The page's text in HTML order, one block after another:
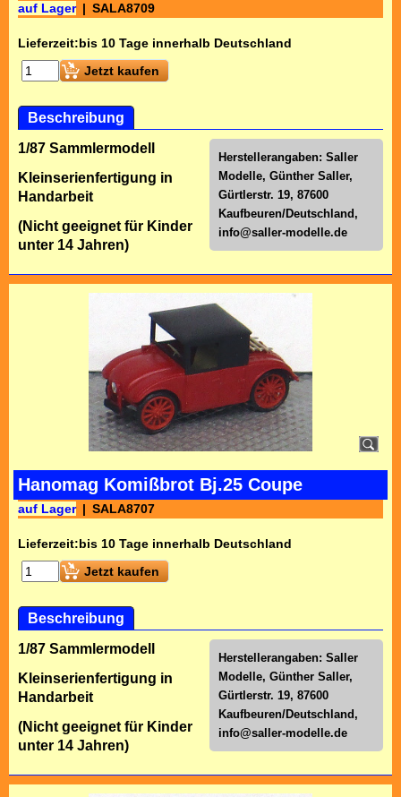
auf Lager SALA8709
Lieferzeit:bis 10 Tage innerhalb Deutschland
Jetzt kaufen
Beschreibung
Herstellerangaben: Saller
Modelle, Günther Saller,
Gürtlerstr. 19, 87600
Kaufbeuren/Deutschland,
info@saller-modelle.de
1/87 Sammlermodell
Kleinserienfertigung in
Handarbeit
(Nicht geeignet für Kinder
unter 14 Jahren)
Hanomag Komißbrot Bj.25 Coupe
auf Lager SALA8707
Lieferzeit:bis 10 Tage innerhalb Deutschland
Jetzt kaufen
Beschreibung
Herstellerangaben: Saller
Modelle, Günther Saller,
Gürtlerstr. 19, 87600
Kaufbeuren/Deutschland,
info@saller-modelle.de
1/87 Sammlermodell
Kleinserienfertigung in
Handarbeit
(Nicht geeignet für Kinder
unter 14 Jahren)